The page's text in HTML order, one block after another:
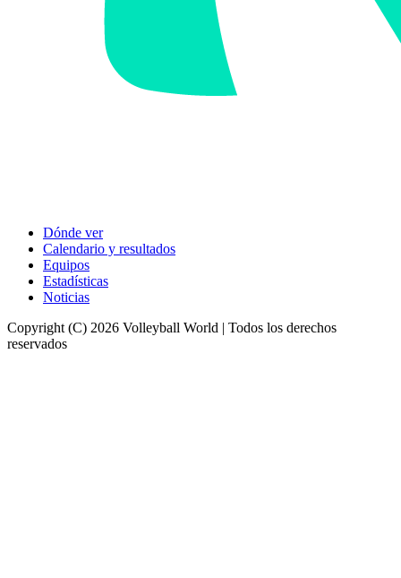
Dónde ver
Calendario y resultados
Equipos
Estadísticas
Noticias
Copyright (C) 2026 Volleyball World | Todos los derechos
reservados